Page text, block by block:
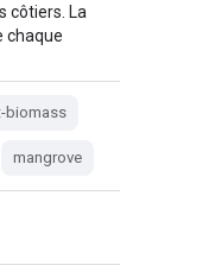
côtiers. La
chaque
biomass
mangrove